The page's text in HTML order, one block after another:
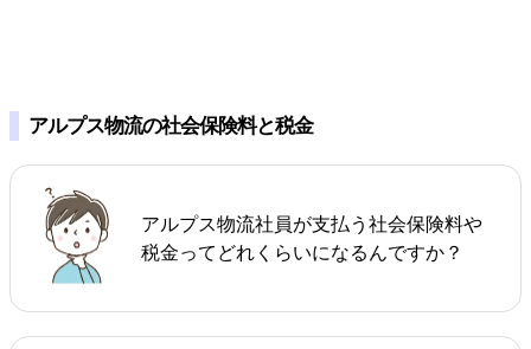
アルプス物流の社会保険料と税金
アルプス物流社員が支払う社会保険料や
税金ってどれくらいになるんですか？